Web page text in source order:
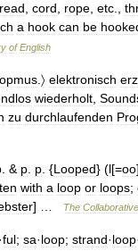
cord rope etc
a hook can be
of English
〉 elektronisch
wiederholt
zu durchlaufenden
. & p p . {Looped} (l[=oo]
with a loop or loops;
] … The Collaborative
·ful; sa·loop; strand·loop·